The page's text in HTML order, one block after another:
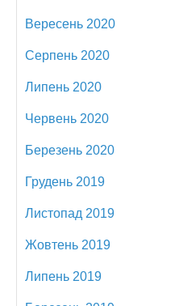
Вересень 2020
Серпень 2020
Липень 2020
Червень 2020
Березень 2020
Грудень 2019
Листопад 2019
Жовтень 2019
Липень 2019